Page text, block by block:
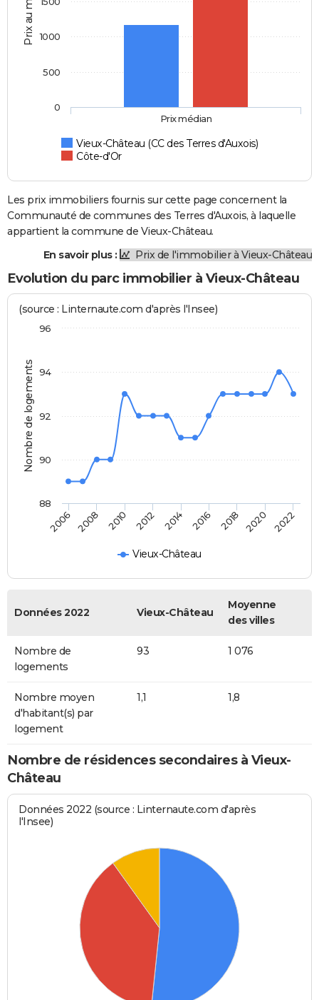
Prix au m2
Vieux-Château (CC des Terres d'Auxois)
Côte-d'Or
Prix médian
0
500
1000
Les prix immobiliers fournis sur cette page concernent la
Communauté de communes des Terres d'Auxois, à laquelle
appartient la commune de Vieux-Château.
En savoir plus :
Prix de l'immobilier à Vieux-Château
Evolution du parc immobilier à Vieux-Château
Nombre de logements
(source : Linternaute.com d'après l'Insee)
Vieux-Château
2006 2008 2010 2012 2014 2016 2018 2020 2022
88
90
92
94
96
Données 2022 Vieux-Château
Moyenne
des villes
Nombre de
logements
93 1 076
Nombre moyen
d'habitant(s) par
logement
1,1 1,8
Nombre de résidences secondaires à Vieux-
Château
Données 2022 (source : Linternaute.com d'après
l'Insee)